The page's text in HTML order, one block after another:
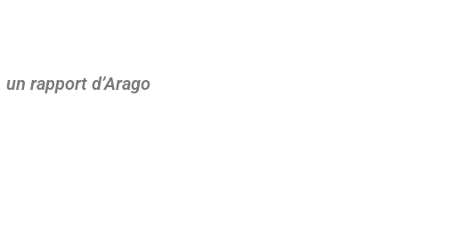
rapport d’Arago